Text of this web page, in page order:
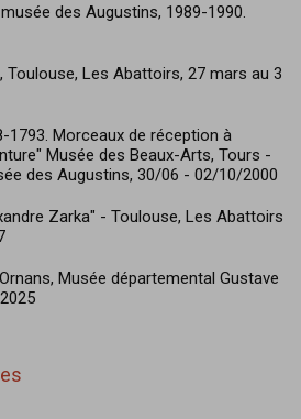
des Augustins, 1989-1990.
Les Abattoirs, 27 mars au 3
1793. Morceaux de réception à
Musée des Beaux-Arts, Tours -
des Augustins, 30/06 - 02/10/2000
Zarka" - Toulouse, Les Abattoirs
Musée départemental Gustave